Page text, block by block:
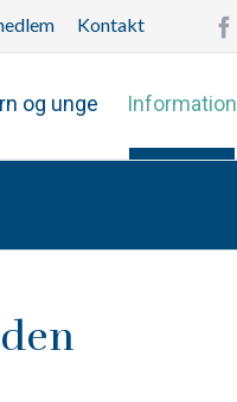
Kontakt
og unge Information